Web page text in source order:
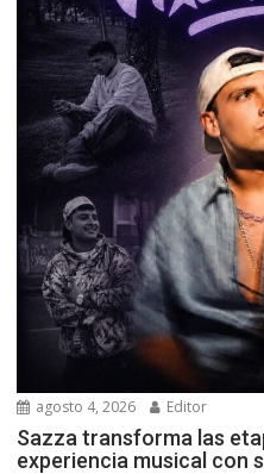
agosto 4, 2026 Editor
Sazza transforma las
experiencia musical con